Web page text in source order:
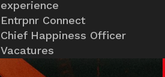
experience
Entrpnr Connect
Chief Happiness Officer
Vacatures